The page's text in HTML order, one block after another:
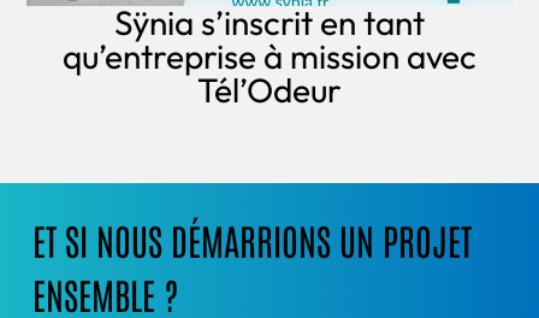
Sÿnia s’inscrit en tant
qu’entreprise à mission avec
Tél’Odeur
ET SI NOUS DÉMARRIONS UN PROJET
ENSEMBLE ?